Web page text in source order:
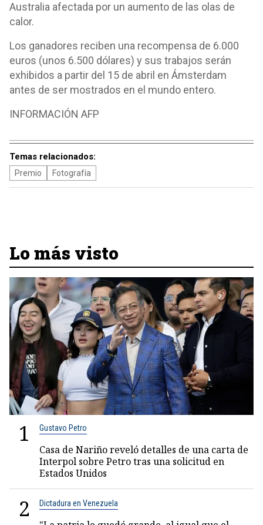
Australia afectada por un aumento de las olas de
calor.
Los ganadores reciben una recompensa de 6.000
euros (unos 6.500 dólares) y sus trabajos serán
exhibidos a partir del 15 de abril en Ámsterdam
antes de ser mostrados en el mundo entero.
INFORMACIÓN AFP
Temas relacionados:
Premio Fotografía
Lo más visto
1 Gustavo Petro
Casa de Nariño reveló detalles de una carta de
Interpol sobre Petro tras una solicitud en
Estados Unidos
2 Dictadura en Venezuela